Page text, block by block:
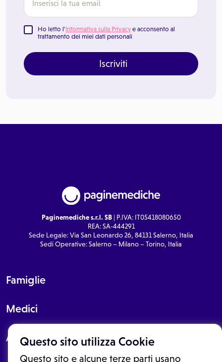
Questo sito utilizza Cookie
Questo sito e alcune terze parti usano
Ho letto l'Informativa sulla Privacy e acconsento al
trattamento dei miei dati personali
Iscriviti
Paginemediche s.r.l. SB| P.IVA: IT05418080650
REA: SA-444291
Sede Legale: Via San Leonardo 26, 84131 Salerno, Italia
Sedi Operative: Salerno – Milano – Torino, Italia
Famiglie
Medici
About